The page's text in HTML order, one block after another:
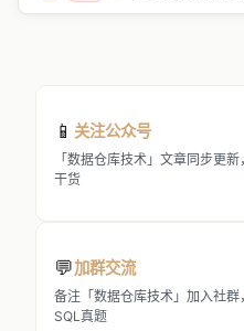
📱 关注公众号
「数据仓库技术」文章同步更
干货
💬加群交流
备注「数据仓库技术」加入社
SQL真题